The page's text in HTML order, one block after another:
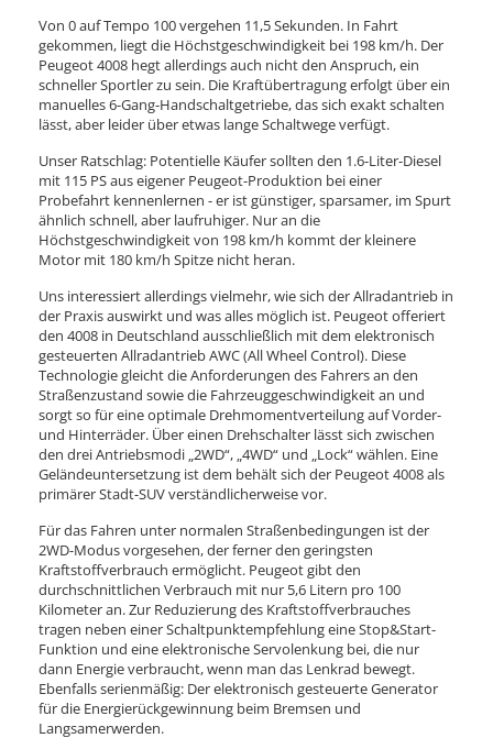
Von 0 auf Tempo 100 vergehen 11,5 Sekunden. In Fahrt
gekommen, liegt die Höchstgeschwindigkeit bei 198 km/h. Der
Peugeot 4008 hegt allerdings auch nicht den Anspruch, ein
schneller Sportler zu sein. Die Kraftübertragung erfolgt über ein
manuelles 6-Gang-Handschaltgetriebe, das sich exakt schalten
lässt, aber leider über etwas lange Schaltwege verfügt.
Unser Ratschlag: Potentielle Käufer sollten den 1.6-Liter-Diesel
mit 115 PS aus eigener Peugeot-Produktion bei einer
Probefahrt kennenlernen - er ist günstiger, sparsamer, im Spurt
ähnlich schnell, aber laufruhiger. Nur an die
Höchstgeschwindigkeit von 198 km/h kommt der kleinere
Motor mit 180 km/h Spitze nicht heran.
Uns interessiert allerdings vielmehr, wie sich der Allradantrieb in
der Praxis auswirkt und was alles möglich ist. Peugeot offeriert
den 4008 in Deutschland ausschließlich mit dem elektronisch
gesteuerten Allradantrieb AWC (All Wheel Control). Diese
Technologie gleicht die Anforderungen des Fahrers an den
Straßenzustand sowie die Fahrzeuggeschwindigkeit an und
sorgt so für eine optimale Drehmomentverteilung auf Vorder-
und Hinterräder. Über einen Drehschalter lässt sich zwischen
den drei Antriebsmodi „2WD“, „4WD“ und „Lock“ wählen. Eine
Geländeuntersetzung ist dem behält sich der Peugeot 4008 als
primärer Stadt-SUV verständlicherweise vor.
Für das Fahren unter normalen Straßenbedingungen ist der
2WD-Modus vorgesehen, der ferner den geringsten
Kraftstoffverbrauch ermöglicht. Peugeot gibt den
durchschnittlichen Verbrauch mit nur 5,6 Litern pro 100
Kilometer an. Zur Reduzierung des Kraftstoffverbrauches
tragen neben einer Schaltpunktempfehlung eine Stop&Start-
Funktion und eine elektronische Servolenkung bei, die nur
dann Energie verbraucht, wenn man das Lenkrad bewegt.
Ebenfalls serienmäßig: Der elektronisch gesteuerte Generator
für die Energierückgewinnung beim Bremsen und
Langsamerwerden.